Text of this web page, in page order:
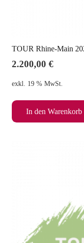
TOUR Rhine-Main
2.200,00 €
exkl. 19 % MwSt.
In den Warenkorb